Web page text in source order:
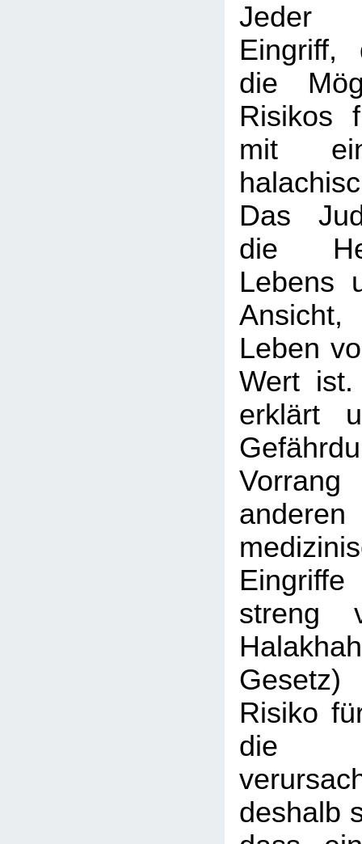
Jeder
die
Risikos
mit
Das
die
Lebens
Leben
Wert
erklärt
streng
Risiko
die
deshalb